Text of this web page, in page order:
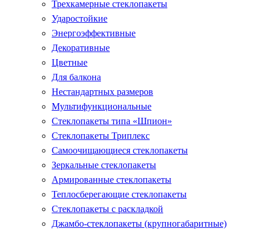
Трехкамерные стеклопакеты
Ударостойкие
Энергоэффективные
Декоративные
Цветные
Для балкона
Нестандартных размеров
Мультифункциональные
Стеклопакеты типа «Шпион»
Стеклопакеты Триплекс
Самоочищающиеся стеклопакеты
Зеркальные стеклопакеты
Армированные стеклопакеты
Теплосберегающие стеклопакеты
Стеклопакеты с раскладкой
Джамбо-стеклопакеты (крупногабаритные)